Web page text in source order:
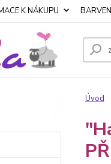
K NÁKUPU
Úvod